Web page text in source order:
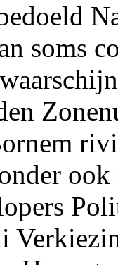
soms